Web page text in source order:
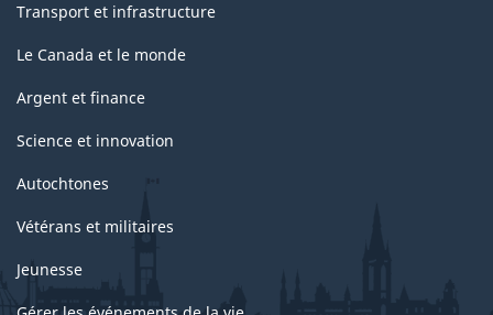
Transport et infrastructure
Le Canada et le monde
Argent et finance
Science et innovation
Autochtones
Vétérans et militaires
Jeunesse